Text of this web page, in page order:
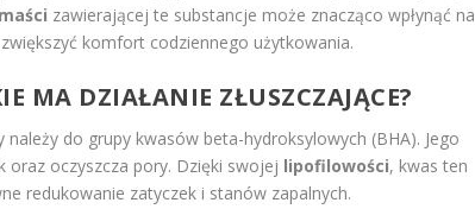
zawierającej te substancje może znacząco wpłynąć na
komfort codziennego użytkowania.
MA DZIAŁANIE ZŁUSZCZAJĄCE?
do grupy kwasów beta-hydroksylowych (BHA). Jego
oraz oczyszcza pory. Dzięki swojej lipofilowości, kwas ten
redukowanie zatyczek i stanów zapalnych.